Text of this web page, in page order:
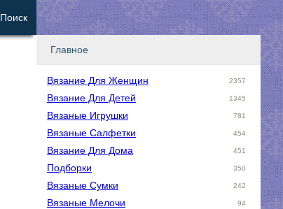
Главное
Вязание Для Женщин 2357
Вязание Для Детей 1345
Вязаные Игрушки 781
Вязаные Салфетки 454
Вязание Для Дома 451
Подборки 350
Вязаные Сумки 242
Вязаные Мелочи 94
Поиск